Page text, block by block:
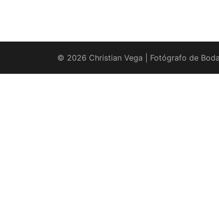
© 2026 Christian Vega | Fotógrafo de